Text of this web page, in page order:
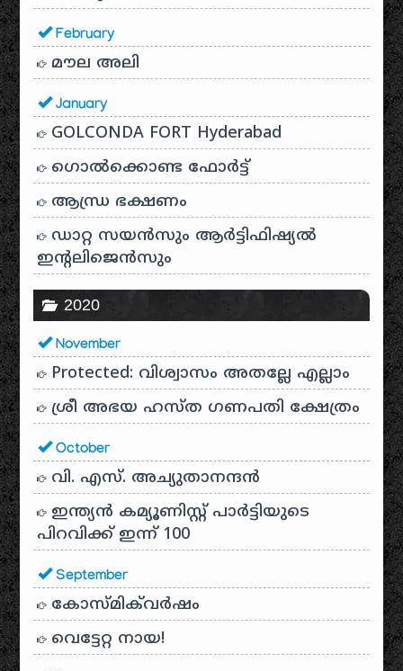
February
മൗല അലി
January
GOLCONDA FORT Hyderabad
ഗൊൽക്കൊണ്ട ഫോർട്ട്
ആന്ധ്ര ഭക്ഷണം
ഡാറ്റ സയൻസും ആർട്ടിഫിഷ്യൽ
ഇൻ്റലിജെൻസും
2020
November
Protected: വിശ്വാസം അതല്ലേ എല്ലാം
ശ്രീ അഭയ ഹസ്ത ഗണപതി ക്ഷേത്രം
October
വി. എസ്. അച്യുതാനന്ദൻ
ഇന്ത്യൻ കമ്യൂണിസ്റ്റ് പാർട്ടിയുടെ
പിറവിക്ക് ഇന്ന് 100
September
കോസ്മിക്‌വർഷം
വെട്ടേറ്റ നായ!